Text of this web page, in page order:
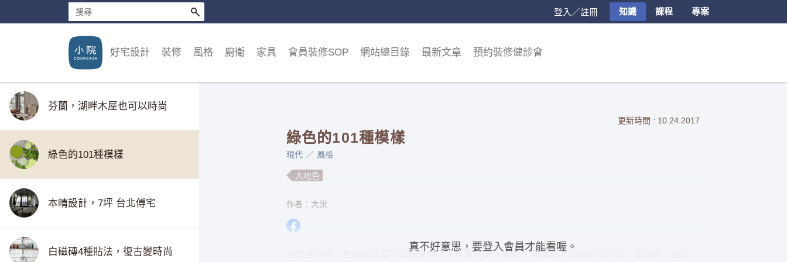
登入／註冊 知識 課程 專案
好宅設計 裝修 風格 廚衛 家具 會員裝修SOP 網站總目錄 最新文章 預約裝修健診會
澳洲農莊，只見黑與白的純淨
本晴設計，台北愛眉宅
芬蘭，湖畔木屋也可以時尚
綠色的101種模樣
本晴設計，7坪 台北傅宅
白磁磚4種貼法，復古變時尚
更新時間 : 10.24.2017
綠色的101種模樣
現代 風格
大地色
作者：大米
自然產物中，色相最豐富的當屬綠色了，水果花草、礦物，各種層次的綠俯拾即是，薄荷綠、祖母
真不好意思，要登入會員才能看喔。